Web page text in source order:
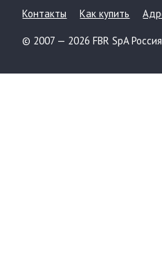
Контакты Как купить
© 2007 — 2026 FBR SpA